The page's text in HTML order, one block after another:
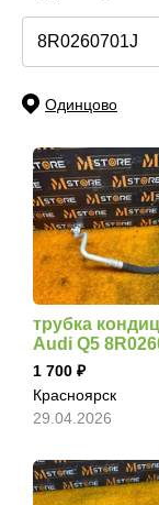
Одинцово
трубка
Audi Q5
1 700
Красноярск
29.04.2026